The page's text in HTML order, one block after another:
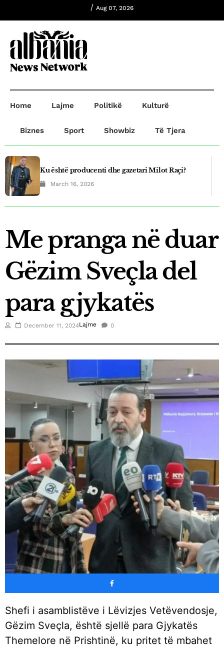
/ Aug 07, 2026
Home Lajme Politikë Kulturë
Biznes Sport Showbiz Të Tjera
Ku është producenti dhe gazetari Milot Raçi?
March 16, 2026
Plagosje në Prishtinë! B.B plagosi G.O dhe
Fluidi shpallet top eksportuesi i vitit në Kosovë
January 3, 2025
Kica-Xhelili: S’hyjmë në koalicion me askënd, nëse
Abdixhiku nuk është kryeministër
December 26, 2024
Futbollistët e SC Gjilanit vizitojnë fëmijët me
Elisa Spiropali, ka uruar Krishtlindjet
December 24, 2024
Me pranga në duar
Gëzim Sveçla del
para gjykatës
December 11, 2024Lajme 0
Shefi i asamblistëve i Lëvizjes Vetëvendosje,
Gëzim Sveçla, është sjellë para Gjykatës
Themelore në Prishtinë, ku pritet të mbahet